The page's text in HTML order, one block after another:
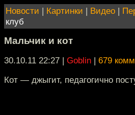
Новости | Картинки | Видео |
клуб
Мальчик и кот
30.10.11 22:27 | Goblin | 679
Кот — джыгит, педагогично